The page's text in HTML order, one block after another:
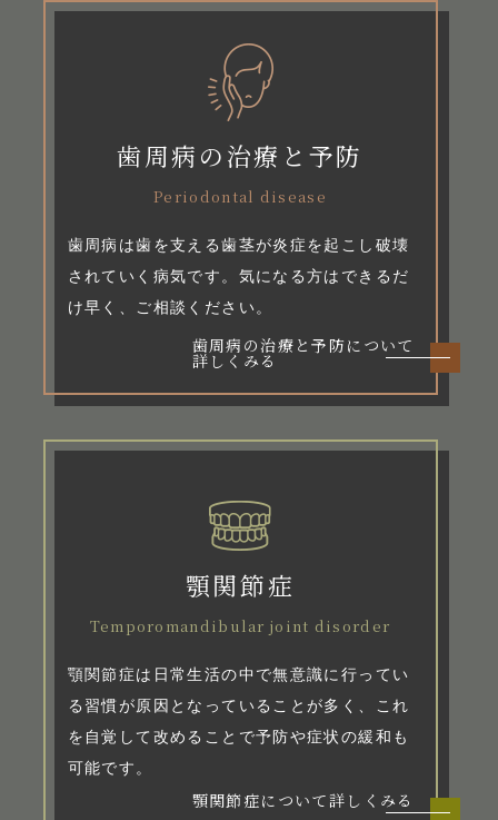
歯周病の治療と予防
Periodontal disease
歯周病は歯を支える歯茎が炎症を起こし破壊
されていく病気です。気になる方はできるだ
け早く、ご相談ください。
歯周病の治療と予防について
詳しくみる
顎関節症
Temporomandibular joint disorder
顎関節症は日常生活の中で無意識に行ってい
る習慣が原因となっていることが多く、これ
を自覚して改めることで予防や症状の緩和も
可能です。
顎関節症について詳しくみる